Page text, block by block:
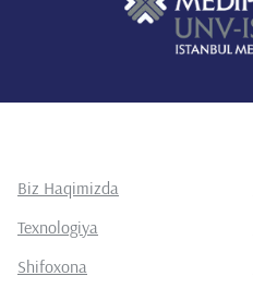
Biz Haqimizda
Texnologiya
Shifoxona